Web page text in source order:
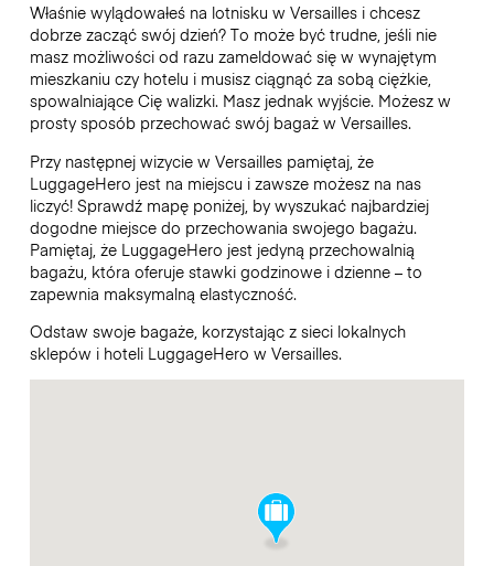
Właśnie wylądowałeś na lotnisku w Versailles i chcesz
dobrze zacząć swój dzień? To może być trudne, jeśli nie
masz możliwości od razu zameldować się w wynajętym
mieszkaniu czy hotelu i musisz ciągnąć za sobą ciężkie,
spowalniające Cię walizki. Masz jednak wyjście. Możesz w
prosty sposób przechować swój bagaż w Versailles.
Przy następnej wizycie w Versailles pamiętaj, że
LuggageHero jest na miejscu i zawsze możesz na nas
liczyć! Sprawdź mapę poniżej, by wyszukać najbardziej
dogodne miejsce do przechowania swojego bagażu.
Pamiętaj, że LuggageHero jest jedyną przechowalnią
bagażu, która oferuje stawki godzinowe i dzienne – to
zapewnia maksymalną elastyczność.
Odstaw swoje bagaże, korzystając z sieci lokalnych
sklepów i hoteli LuggageHero w Versailles.